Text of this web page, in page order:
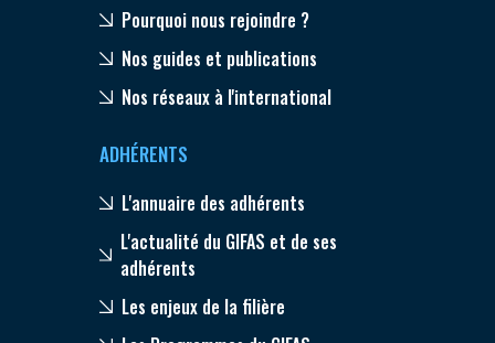
Pourquoi nous rejoindre ?
Nos guides et publications
Nos réseaux à l'international
ADHÉRENTS
L'annuaire des adhérents
L'actualité du GIFAS et de ses
adhérents
Les enjeux de la filière